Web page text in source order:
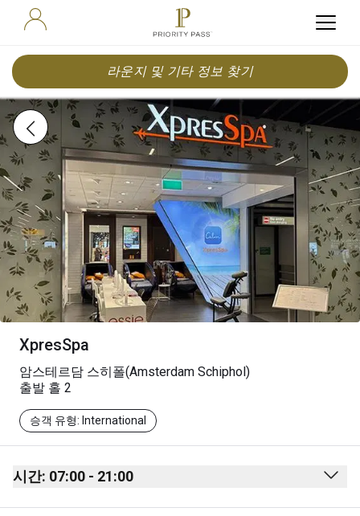
라운지 및 기타 정보 찾기
XpresSpa
암스테르담 스히폴(Amsterdam Schiphol)
출발 홀 2
승객 유형: International
시간: 07:00 - 21:00
Monday 07:00 - 21:00